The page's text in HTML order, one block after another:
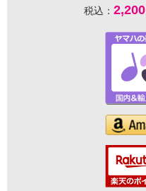
税込： 2,200